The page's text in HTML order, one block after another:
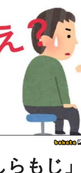
らもじ